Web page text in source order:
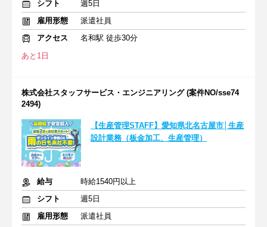
シフト
週5日
雇用形態
派遣社員
アクセス
名和駅 徒歩30分
あと1日
株式会社スタッフサービス・エンジニアリング (案件NO/sse74
2494)
【生産管理STAFF】愛知県北名古屋市│生産
設計業務（板金加工、生産管理）
給与
時給1540円以上
シフト
週5日
雇用形態
派遣社員